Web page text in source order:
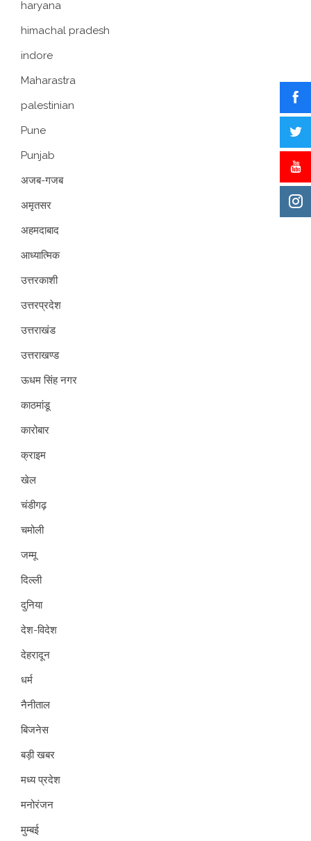
haryana
himachal pradesh
indore
Maharastra
palestinian
Pune
Punjab
अजब-गजब
अमृतसर
अहमदाबाद
आध्यात्मिक
उत्तरकाशी
उत्तरप्रदेश
उत्तराखंड
उत्तराखण्ड
ऊधम सिंह नगर
काठमांडू
कारोबार
क्राइम
खेल
चंडीगढ़
चमोली
जम्मू
दिल्ली
दुनिया
देश-विदेश
देहरादून
धर्म
नैनीताल
बिजनेस
बड़ी खबर
मध्य प्रदेश
मनोरंजन
मुम्बई